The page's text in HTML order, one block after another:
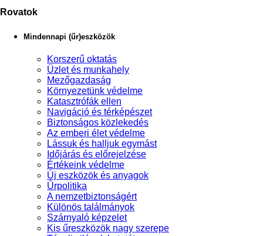
Rovatok
Mindennapi (űr)eszközök
Korszerű oktatás
Üzlet és munkahely
Mezőgazdaság
Környezetünk védelme
Katasztrófák ellen
Navigáció és térképészet
Biztonságos közlekedés
Az emberi élet védelme
Lássuk és halljuk egymást
Időjárás és előrejelzése
Értékeink védelme
Új eszközök és anyagok
Űrpolitika
A nemzetbiztonságért
Különös találmányok
Szárnyaló képzelet
Kis űreszközök nagy szerepe